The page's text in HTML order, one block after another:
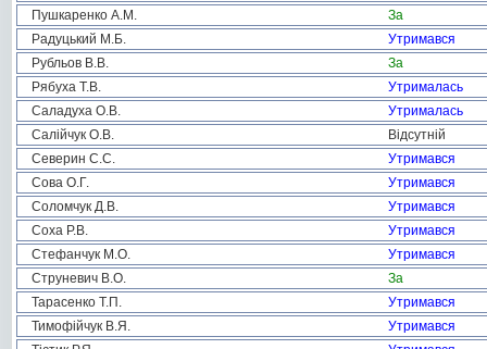
Пушкаренко А.М.
За
Радуцький М.Б.
Утримався
Рубльов В.В.
За
Рябуха Т.В.
Утрималась
Саладуха О.В.
Утрималась
Салійчук О.В.
Відсутній
Северин С.С.
Утримався
Сова О.Г.
Утримався
Соломчук Д.В.
Утримався
Соха Р.В.
Утримався
Стефанчук М.О.
Утримався
Струневич В.О.
За
Тарасенко Т.П.
Утримався
Тимофійчук В.Я.
Утримався